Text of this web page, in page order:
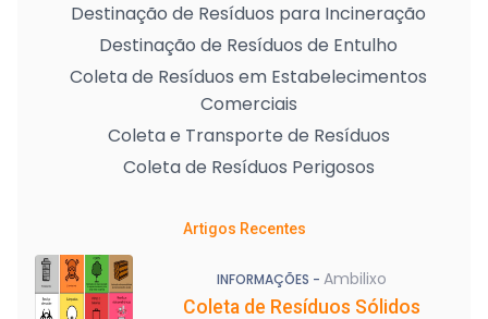
Destinação de Resíduos para Incineração
Destinação de Resíduos de Entulho
Coleta de Resíduos em Estabelecimentos
Comerciais
Coleta e Transporte de Resíduos
Coleta de Resíduos Perigosos
Artigos Recentes
INFORMAÇÕES - Ambilixo
Coleta de Resíduos Sólidos